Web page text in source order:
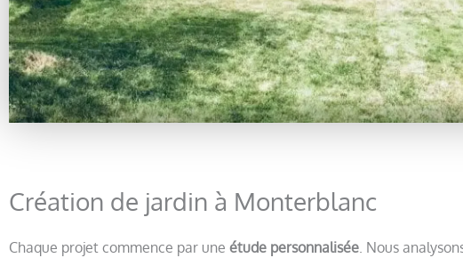
Création de jardin à Monterblanc
Chaque projet commence par une étude personnalisée . Nous